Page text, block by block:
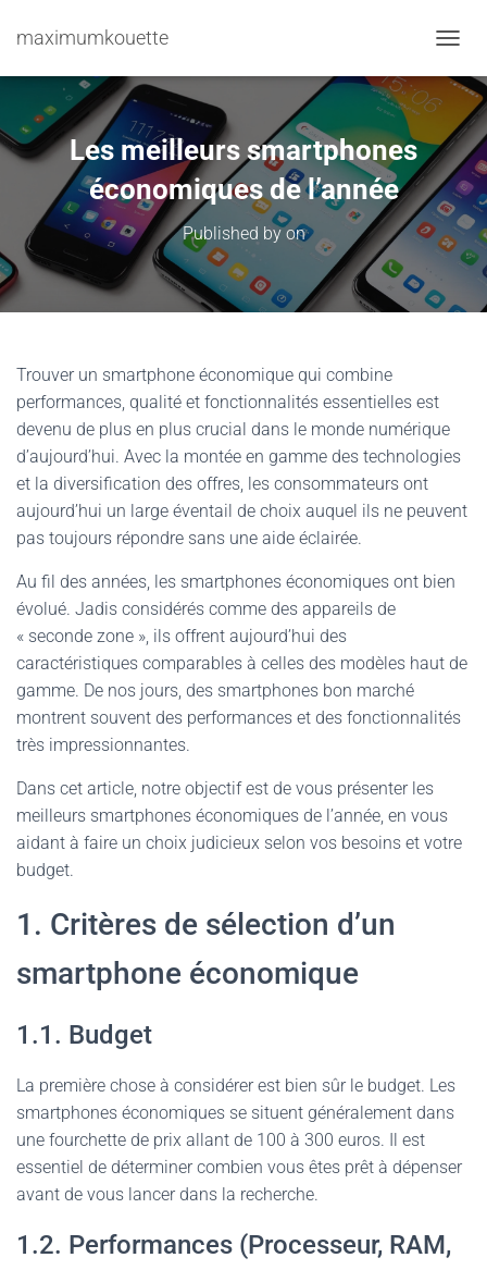
maximumkouette
Les meilleurs smartphones
économiques de l’année
Published byon
Trouver un smartphone économique qui combine
performances, qualité et fonctionnalités essentielles est
devenu de plus en plus crucial dans le monde numérique
d’aujourd’hui. Avec la montée en gamme des technologies
et la diversification des offres, les consommateurs ont
aujourd’hui un large éventail de choix auquel ils ne peuvent
pas toujours répondre sans une aide éclairée.
Au fil des années, les smartphones économiques ont bien
évolué. Jadis considérés comme des appareils de
« seconde zone », ils offrent aujourd’hui des
caractéristiques comparables à celles des modèles haut de
gamme. De nos jours, des smartphones bon marché
montrent souvent des performances et des fonctionnalités
très impressionnantes.
Dans cet article, notre objectif est de vous présenter les
meilleurs smartphones économiques de l’année, en vous
aidant à faire un choix judicieux selon vos besoins et votre
budget.
1. Critères de sélection d’un
smartphone économique
1.1. Budget
La première chose à considérer est bien sûr le budget. Les
smartphones économiques se situent généralement dans
une fourchette de prix allant de 100 à 300 euros. Il est
essentiel de déterminer combien vous êtes prêt à dépenser
avant de vous lancer dans la recherche.
1.2. Performances (Processeur, RAM,